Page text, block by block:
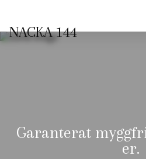
NACKA 144
Garanterat
er.